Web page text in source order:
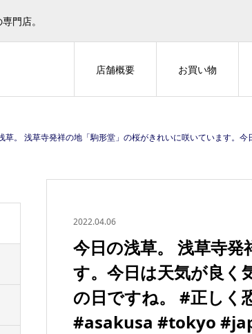
門店。
店舗概要 お買い物
浅草寺発祥の地「駒形堂」の桜がきれいに咲いています。今日は天気が良く気温も高いので、お
2022.04.06
今日の浅草。 浅草寺
す。今日は天気が良く
の日ですね。 #正しく
#asakusa #tokyo